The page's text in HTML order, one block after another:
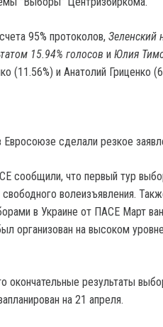
95% протоколов, Зеленский
15.94% голосов и Юлия
(11.56%) и Анатолий Гриценко
сделали резкое
сообщили, что первый тур
волеизъявления.
в Украине от ПАСЕ Март
организован на высоком
результаты
на 21 апреля.